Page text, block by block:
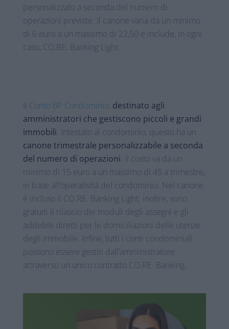
personalizzato a seconda del numero di
operazioni previste. Il canone varia da un minimo
di 6 euro a un massimo di 22,50 e include, in ogni
caso, CO.RE. Banking Light.
Conto BP Condominio, destinato agli
amministratori che gestiscono piccoli e grandi
immobili . Intestato al condominio, questo ha un
canone trimestrale personalizzabile a seconda
del numero di operazioni : il costo va da un
minimo di 15 euro a un massimo di 45 a trimestre,
in base all’operatività del condominio. Nel canone
è incluso il CO.RE. Banking Light; inoltre, sono
gratuiti il rilascio dei moduli degli assegni e gli
addebiti diretti per le domiciliazioni delle utenze
degli immobile. Infine, tutti i conti condominiali
possono essere gestiti dall’amministratore
attraverso un unico contratto CO.RE. Banking.